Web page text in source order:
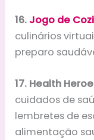
16. Jogo de
culinários
preparo
17. Health
cuidados de
lembretes de
alimentação